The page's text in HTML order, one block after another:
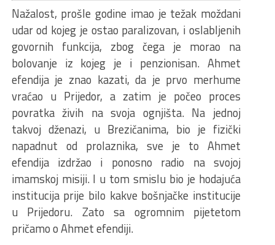
Nažalost, prošle godine imao je težak moždani
udar od kojeg je ostao paralizovan, i oslabljenih
govornih funkcija, zbog čega je morao na
bolovanje iz kojeg je i penzionisan. Ahmet
efendija je znao kazati, da je prvo merhume
vraćao u Prijedor, a zatim je počeo proces
povratka živih na svoja ognjišta. Na jednoj
takvoj dženazi, u Brezičanima, bio je fizički
napadnut od prolaznika, sve je to Ahmet
efendija izdržao i ponosno radio na svojoj
imamskoj misiji. I u tom smislu bio je hodajuća
institucija prije bilo kakve bošnjačke institucije
u Prijedoru. Zato sa ogromnim pijetetom
pričamo o Ahmet efendiji.